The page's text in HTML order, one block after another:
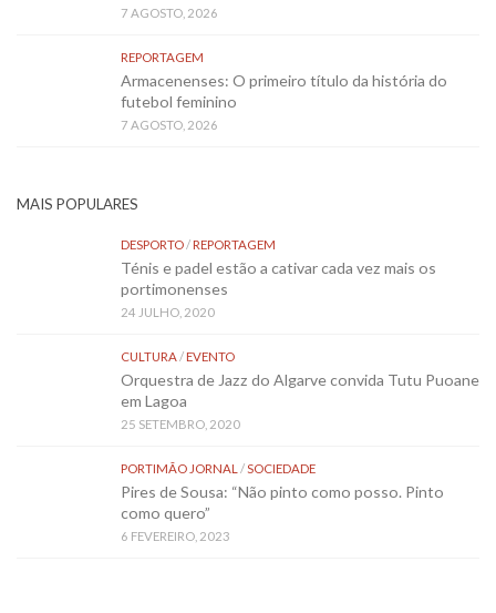
7 AGOSTO, 2026
REPORTAGEM
Armacenenses: O primeiro título da história do
futebol feminino
7 AGOSTO, 2026
MAIS POPULARES
DESPORTO/REPORTAGEM
Ténis e padel estão a cativar cada vez mais os
portimonenses
24 JULHO, 2020
CULTURA/EVENTO
Orquestra de Jazz do Algarve convida Tutu Puoane
em Lagoa
25 SETEMBRO, 2020
PORTIMÃO JORNAL /SOCIEDADE
Pires de Sousa: “Não pinto como posso. Pinto
como quero”
6 FEVEREIRO, 2023